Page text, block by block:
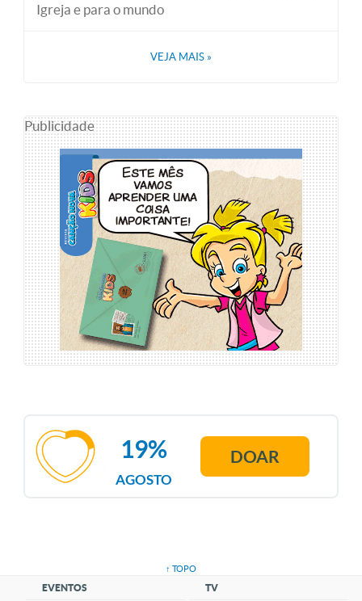
Igreja e para o mundo
VEJA MAIS »
Publicidade
AGOSTO
19% DOAR
↑ TOPO
EVENTOS TV